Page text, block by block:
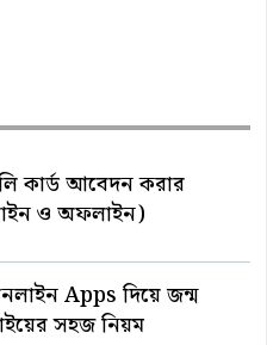
কার্ড আবেদন করার
ও অফলাইন)
Apps দিয়ে জন্ম
সহজ নিয়ম